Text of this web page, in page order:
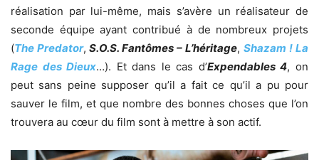
réalisation par lui-même, mais s’avère un réalisateur de
seconde équipe ayant contribué à de nombreux projets
(The Predator, S.O.S. Fantômes – L’héritage, Shazam ! La
Rage des Dieux…). Et dans le cas d’Expendables 4, on
peut sans peine supposer qu’il a fait ce qu’il a pu pour
sauver le film, et que nombre des bonnes choses que l’on
trouvera au cœur du film sont à mettre à son actif.